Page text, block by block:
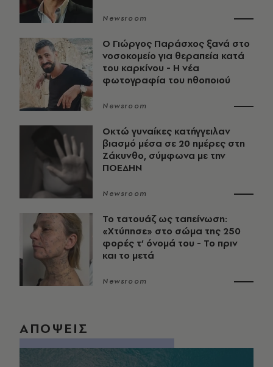
Newsroom
O Γιώργος Παράσχος ξανά στο
νοσοκομείο για θεραπεία κατά
του καρκίνου - Η νέα
φωτογραφία του ηθοποιού
Newsroom
Οκτώ γυναίκες κατήγγειλαν
βιασμό μέσα σε 20 ημέρες στη
Ζάκυνθο, σύμφωνα με την
ΠΟΕΔΗΝ
Newsroom
Το τατουάζ ως ταπείνωση:
«Χτύπησε» στο σώμα της 250
φορές τ’ όνομά του - Το πριν
και το μετά
Newsroom
ΑΠΟΨΕΙΣ